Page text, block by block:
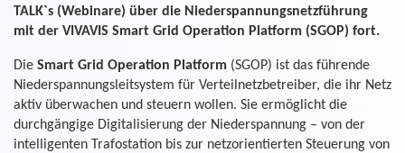
TALK`s (Webinare) über die Niederspannungsnetzführung
mit der VIVAVIS Smart Grid Operation Platform (SGOP) fort.
Die Smart Grid Operation Platform (SGOP) ist das führende
Niederspannungsleitsystem für Verteilnetzbetreiber, die ihr Netz
aktiv überwachen und steuern wollen. Sie ermöglicht die
durchgängige Digitalisierung der Niederspannung – von der
intelligenten Trafostation bis zur netzorientierten Steuerung von